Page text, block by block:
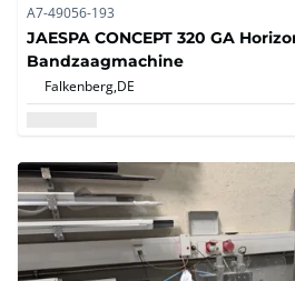
A7-49056-193
JAESPA CONCEPT 320 GA
Bandzaagmachine
Falkenberg,DE